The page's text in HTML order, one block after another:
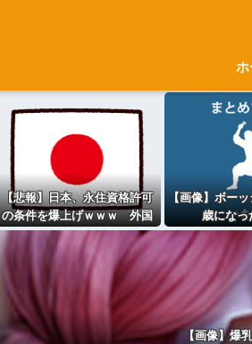
ホ
【悲報】日本、永住資格許可
の条件を爆上げｗｗｗ 外国
人さん「もう日本ええ
わ・・」
【画像】ボー
歳になっ
【画像】爆